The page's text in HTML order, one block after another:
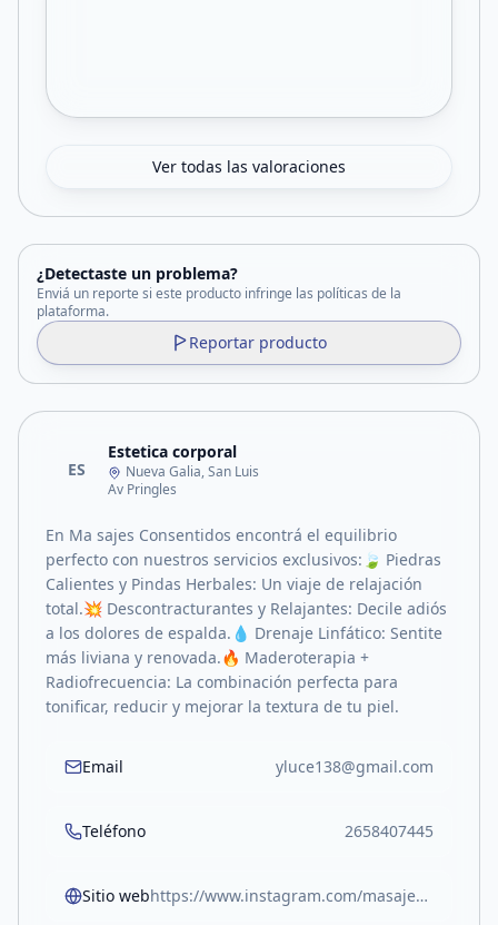
Ver todas las valoraciones
¿Detectaste un problema?
Enviá un reporte si este producto infringe las políticas de la
plataforma.
Reportar producto
ES
Estetica corporal
Nueva Galia, San Luis
Av Pringles
En Ma sajes Consentidos encontrá el equilibrio
perfecto con nuestros servicios exclusivos: ​🍃 Piedras
Calientes y Pindas Herbales: Un viaje de relajación
total. ​💥 Descontracturantes y Relajantes: Decile adiós
a los dolores de espalda. ​💧 Drenaje Linfático: Sentite
más liviana y renovada. ​🔥 Maderoterapia +
Radiofrecuencia: La combinación perfecta para
tonificar, reducir y mejorar la textura de tu piel.
Email yluce138@gmail.com
Teléfono 2658407445
Sitio web https://www.instagram.com/masajes_consentidos?igsh=bHBkOWtjY3ljdjI0